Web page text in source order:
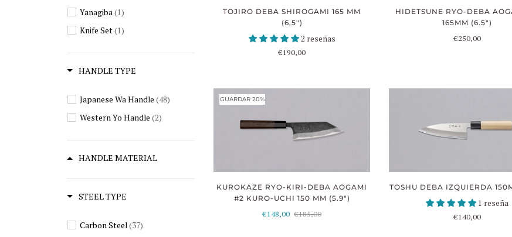
Yanagiba(1)
Knife Set(1)
HANDLE TYPE
Japanese Wa Handle (48)
Western Yo Handle (2)
HANDLE MATERIAL
STEEL TYPE
Carbon Steel(37)
TOJIRO DEBA SHIROGAMI 165 MM
(6,5")
2 reseñas
€190,00
HIDETSUNE RYO-DEBA
165MM (6.5")
€250,00
GUARDAR 20%
KUROKAZE RYO-KIRI-DEBA AOGAMI
#2 KURO-UCHI 150 MM (5.9")
€148,00 €185,00
TOSHU DEBA IZQUIERDA
1 reseña
€140,00